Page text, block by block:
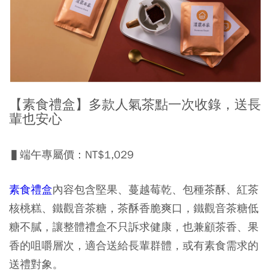
【素食禮盒】多款人氣茶點一次收錄，送長
輩也安心
▌端午專屬價：NT$1,029
素食禮盒內容包含堅果、蔓越莓乾、包種茶酥、紅茶
核桃糕、鐵觀音茶糖 ，茶酥香脆爽口，鐵觀音茶糖低
糖不膩，讓整體禮盒不只訴求健康，也兼顧茶香、果
香的咀嚼層次，適合送給長輩群體，或有素食需求的
送禮對象。